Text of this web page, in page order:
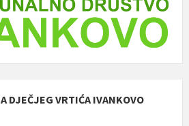
DJEČJEG VRTIĆA IVANKOVO